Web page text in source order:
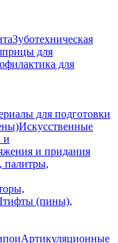
Зуботехническая
для
для
для подготовки
Искусственные
и
и придания
палитры,
(пины),
Артикуляционные